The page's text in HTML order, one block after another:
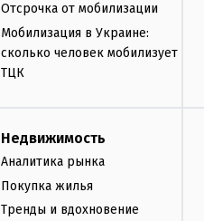
Отсрочка от мобилизации
Мобилизация в Украине:
сколько человек мобилизует
ТЦК
Недвижимость
Аналитика рынка
Покупка жилья
Тренды и вдохновение